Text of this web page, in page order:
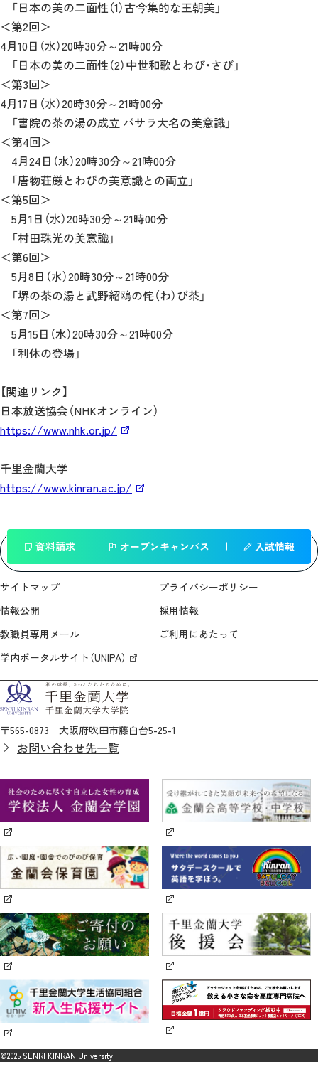
「日本の美の二面性（1）古今集的な王朝美」
＜第2回＞
4月10日（水）20時30分～21時00分
「日本の美の二面性（2）中世和歌とわび・さび」
＜第3回＞
4月17日（水）20時30分～21時00分
「書院の茶の湯の成立 バサラ大名の美意識」
＜第4回＞
4月24日（水）20時30分～21時00分
「唐物荘厳とわびの美意識との両立」
＜第5回＞
5月1日（水）20時30分～21時00分
「村田珠光の美意識」
＜第6回＞
5月8日（水）20時30分～21時00分
「堺の茶の湯と武野紹鴎の侘（わ）び茶」
＜第7回＞
5月15日（水）20時30分～21時00分
「利休の登場」
【関連リンク】
日本放送協会（NHKオンライン）
https://www.nhk.or.jp/
千里金蘭大学
https://www.kinran.ac.jp/
一覧へ戻る
資料請求 オープンキャンパス 入試情報
サイトマップ
プライバシーポリシー
情報公開
採用情報
教職員専用メール
ご利用にあたって
学内ポータルサイト（UNIPA）
〒565-0873 大阪府吹田市藤白台5-25-1
お問い合わせ先一覧
©2025 SENRI KINRAN University